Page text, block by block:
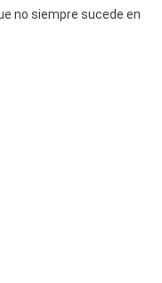
no siempre sucede en